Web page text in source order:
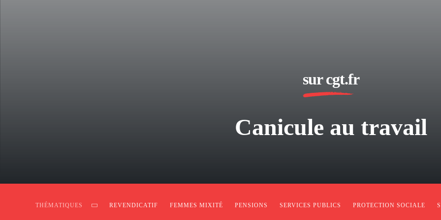
sur cgt.fr
Canicule au travail
THÉMATIQUES REVENDICATIF FEMMES MIXITÉ PENSIONS SERVICES PUBLICS PROTECTION SOCIALE